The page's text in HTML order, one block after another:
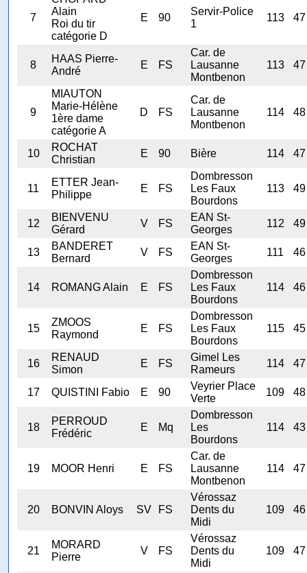
7
Alain
Roi du tir
catégorie D
E 90
Servir-Police
1
113 47
8
HAAS Pierre-
André
E FS
Car. de
Lausanne
Montbenon
113 47
9
MIAUTON
Marie-Hélène
1ère dame
catégorie A
D FS
Car. de
Lausanne
Montbenon
114 48
10
ROCHAT
Christian
E 90 Bière 114 47
11
ETTER Jean-
Philippe
E FS
Dombresson
Les Faux
Bourdons
113 49
12
BIENVENU
Gérard
V FS
EAN St-
Georges
112 49
13
BANDERET
Bernard
V FS
EAN St-
Georges
111 46
14 ROMANG Alain E FS
Dombresson
Les Faux
Bourdons
114 46
15
ZMOOS
Raymond
E FS
Dombresson
Les Faux
Bourdons
115 45
16
RENAUD
Simon
E FS
Gimel Les
Rameurs
114 47
17 QUISTINI Fabio E 90
Veyrier Place
Verte
109 48
18
PERROUD
Frédéric
E Mq
Dombresson
Les
Bourdons
114 43
19 MOOR Henri E FS
Car. de
Lausanne
Montbenon
114 47
20 BONVIN Aloys SV FS
Vérossaz
Dents du
Midi
109 46
21
MORARD
Pierre
V FS
Vérossaz
Dents du
Midi
109 47